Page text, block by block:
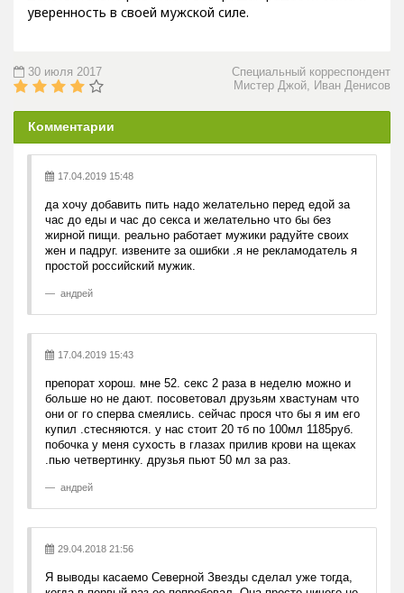
действительно работает, возвращая радости секса и
уверенность в своей мужской силе.
Специальный корреспондент
30 июля 2017
да хочу добавить пить надо желательно перед едой за
час до еды и час до секса и желательно что бы без
жирной пищи. реально работает мужики радуйте своих
жен и падруг. извените за ошибки .я не рекламодатель я
препорат хорош. мне 52. секс 2 раза в неделю можно и
больше но не дают. посоветовал друзьям хвастунам что
они ог го сперва смеялись. сейчас прося что бы я им его
купил .стесняются. у нас стоит 20 тб по 100мл 1185руб.
побочка у меня сухость в глазах прилив крови на щеках
Я выводы касаемо Северной Звезды сделал уже тогда,